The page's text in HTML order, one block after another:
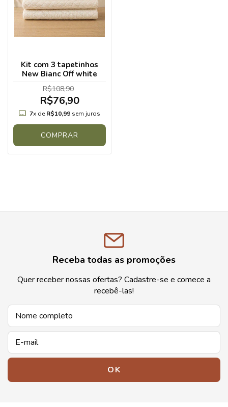
Kit com 3 tapetinhos
New Bianc Off white
R$108,90
R$76,90
7x de R$10,99sem juros
COMPRAR
Receba todas as promoções
Quer receber nossas ofertas? Cadastre-se e comece a
recebê-las!